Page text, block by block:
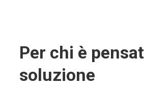
Per chi è
soluzione